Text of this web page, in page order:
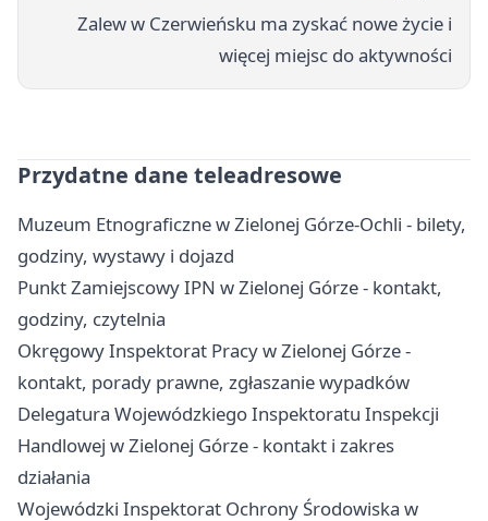
Zalew w Czerwieńsku ma zyskać nowe życie i
więcej miejsc do aktywności
Przydatne dane teleadresowe
Muzeum Etnograficzne w Zielonej Górze-Ochli - bilety,
godziny, wystawy i dojazd
Punkt Zamiejscowy IPN w Zielonej Górze - kontakt,
godziny, czytelnia
Okręgowy Inspektorat Pracy w Zielonej Górze -
kontakt, porady prawne, zgłaszanie wypadków
Delegatura Wojewódzkiego Inspektoratu Inspekcji
Handlowej w Zielonej Górze - kontakt i zakres
działania
Wojewódzki Inspektorat Ochrony Środowiska w